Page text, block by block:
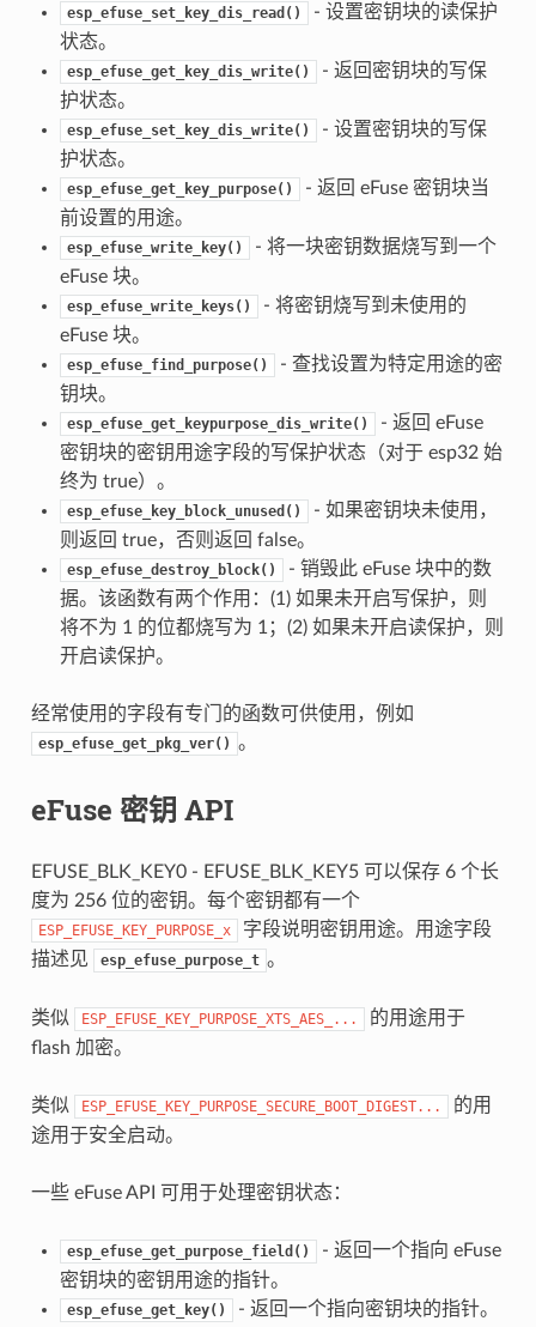
esp_efuse_set_key_dis_read()
- 设置密钥块的读保护
状态。
esp_efuse_get_key_dis_write()
- 返回密钥块的写保
护状态。
esp_efuse_set_key_dis_write()
- 设置密钥块的写保
护状态。
esp_efuse_get_key_purpose()
- 返回 eFuse 密钥块当
前设置的用途。
esp_efuse_write_key()
- 将一块密钥数据烧写到一个
eFuse 块。
esp_efuse_write_keys()
- 将密钥烧写到未使用的
eFuse 块。
esp_efuse_find_purpose()
- 查找设置为特定用途的密
钥块。
esp_efuse_get_keypurpose_dis_write()
- 返回 eFuse
密钥块的密钥用途字段的写保护状态（对于 esp32 始
终为 true）。
esp_efuse_key_block_unused()
- 如果密钥块未使用，
则返回 true，否则返回 false。
esp_efuse_destroy_block()
- 销毁此 eFuse 块中的数
据。该函数有两个作用：(1) 如果未开启写保护，则
将不为 1 的位都烧写为 1；(2) 如果未开启读保护，则
开启读保护。
经常使用的字段有专门的函数可供使用，例如
esp_efuse_get_pkg_ver() 。
eFuse 密钥 API
EFUSE_BLK_KEY0 - EFUSE_BLK_KEY5 可以保存 6 个长
度为 256 位的密钥。每个密钥都有一个
ESP_EFUSE_KEY_PURPOSE_x
字段说明密钥用途。用途字段
描述见
esp_efuse_purpose_t 。
类似 ESP_EFUSE_KEY_PURPOSE_XTS_AES_...
的用途用于
flash 加密。
类似 ESP_EFUSE_KEY_PURPOSE_SECURE_BOOT_DIGEST...
的用
途用于安全启动。
一些 eFuse API 可用于处理密钥状态：
esp_efuse_get_purpose_field()
- 返回一个指向 eFuse
密钥块的密钥用途的指针。
esp_efuse_get_key() - 返回一个指向密钥块的指针。